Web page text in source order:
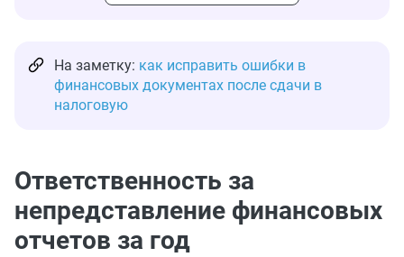
На заметку: как исправить ошибки в
финансовых документах после сдачи в
налоговую
Ответственность за
непредставление финансовых
отчетов за год